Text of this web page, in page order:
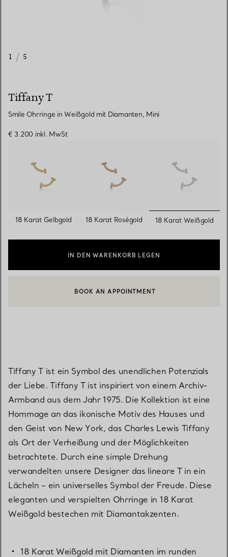
1 / 5
Tiffany T
Smile Ohrringe in Weißgold mit Diamanten, Mini
€ 3.200 inkl. MwSt
18 Karat Gelbgold 18 Karat Roségold 18 Karat Weißgold
IN DEN WARENKORB LEGEN
EINEN KUNDENBERATER KONTAKTIEREN ODER EINEN
BOOK AN APPOINTMENT
Tiffany T ist ein Symbol des unendlichen Potenzials
der Liebe. Tiffany T ist inspiriert von einem Archiv-
Armband aus dem Jahr 1975. Die Kollektion ist eine
Hommage an das ikonische Motiv des Hauses und
den Geist von New York, das Charles Lewis Tiffany
als Ort der Verheißung und der Möglichkeiten
betrachtete. Durch eine simple Drehung
verwandelten unsere Designer das lineare T in ein
Lächeln – ein universelles Symbol der Freude. Diese
eleganten und verspielten Ohrringe in 18 Karat
Weißgold bestechen mit Diamantakzenten.
18 Karat Weißgold mit Diamanten im runden